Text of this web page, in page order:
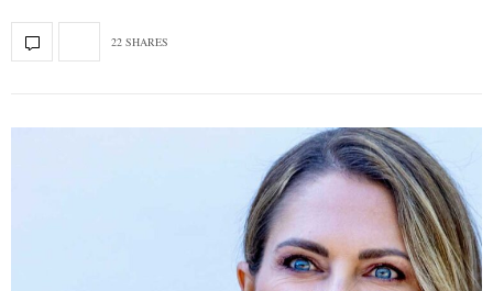
22 SHARES